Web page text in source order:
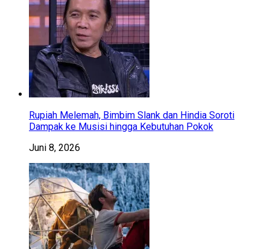
Rupiah Melemah, Bimbim Slank dan Hindia Soroti
Dampak ke Musisi hingga Kebutuhan Pokok
Juni 8, 2026